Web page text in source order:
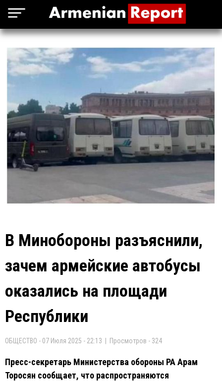
В Минобороны разъяснили,
зачем армейские автобусы
оказались на площади
Республики
ОБЩЕСТВО - 07 Июля 2025 - 22:13 | Просмотров - 324
Пресс-секретарь Министерства обороны РА Арам
Торосян сообщает, что распространяются